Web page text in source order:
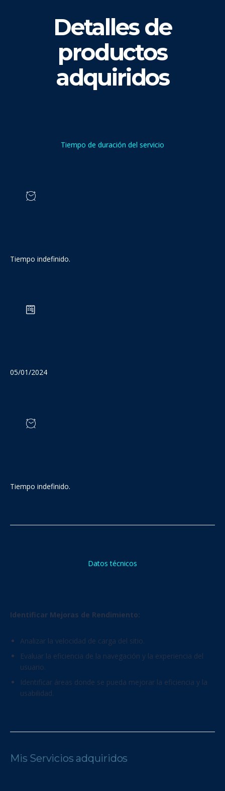
Detalles de
productos
adquiridos
Tiempo de duración del servicio
Tiempo indefinido.
05/01/2024
Tiempo indefinido.
Datos técnicos
Identificar Mejoras de Rendimiento:
Analizar la velocidad de carga del sitio.
Evaluar la eficiencia de la navegación y la experiencia del
usuario.
Identificar áreas donde se pueda mejorar la eficiencia y la
usabilidad.
Mis Servicios adquiridos